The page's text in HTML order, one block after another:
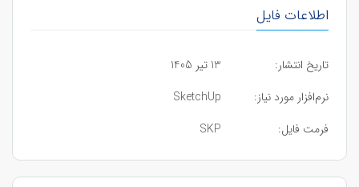
اطلاعات فایل
تاریخ انتشار:
13 تیر 1405
نرم‌افزار مورد نیاز:
SketchUp
فرمت فایل:
SKP